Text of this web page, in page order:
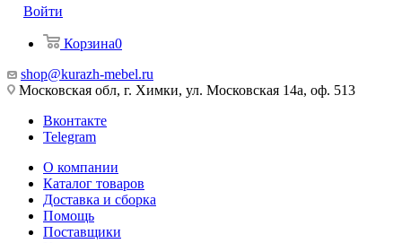
Войти
Корзина0
shop@kurazh-mebel.ru
Московская обл, г. Химки, ул. Московская 14а, оф. 513
Вконтакте
Telegram
О компании
Каталог товаров
Доставка и сборка
Помощь
Поставщики